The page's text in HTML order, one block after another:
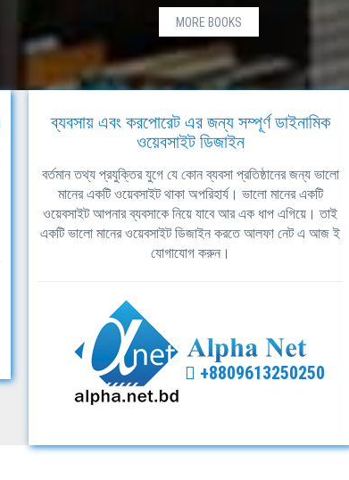
MORE BOOKS
ব্যবসায় এবং করপোরেট এর জন্য সম্পূর্ণ ডাইনামিক
ওয়েবসাইট ডিজাইন
বর্তমান তথ্য প্রযুক্তির যুগে যে কোন ব্যবসা প্রতিষ্ঠানের জন্য ভালো
মানের একটি ওয়েবসাইট থাকা অপরিহার্য। ভালো মানের একটি
ওয়েবসাইট আপনার ব্যবসাকে নিয়ে যাবে আর এক ধাপ এগিয়ে। তাই
একটি ভালো মানের ওয়েবসাইট ডিজাইন করতে আলফা নেট এ আজ ই
যোগাযোগ করুন।
+8809613250250